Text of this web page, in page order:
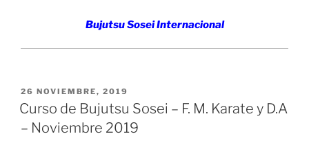
Bujutsu Sosei Internacional
PUBLICADO
EL
26 NOVIEMBRE, 2019
Curso de Bujutsu Sosei – F. M. Karate y D.A
– Noviembre 2019